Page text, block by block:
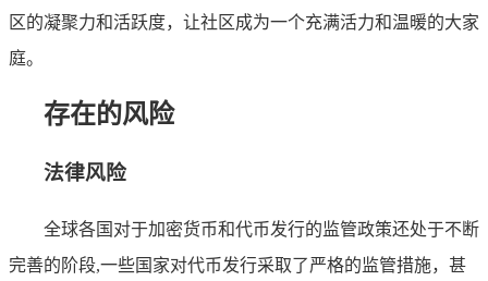
区的凝聚力和活跃度，让社区成为一个充满活力和温暖的大家
庭。
存在的风险
法律风险
全球各国对于加密货币和代币发行的监管政策还处于不断
完善的阶段,一些国家对代币发行采取了严格的监管措施，甚